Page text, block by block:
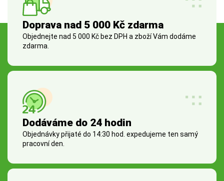
Doprava nad 5 000 Kč zdarma
Objednejte nad 5 000 Kč bez DPH a zboží Vám dodáme
zdarma.
Dodáváme do 24 hodin
Objednávky přijaté do 14:30 hod. expedujeme ten samý
pracovní den.